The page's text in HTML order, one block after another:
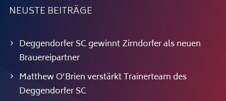
NEUSTE BEITRÄGE
Deggendorfer SC gewinnt Zirndorfer als neuen
Brauereipartner
Matthew O’Brien verstärkt Trainerteam des
Deggendorfer SC